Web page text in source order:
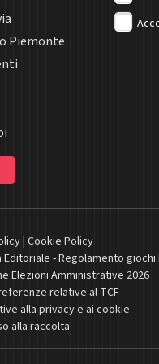
Piemonte
| Cookie Policy
Editoriale -Regolamento giochi
Elezioni Amministrative 2026
relative al TCF
alla privacy e ai cookie
alla raccolta